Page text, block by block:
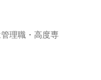
理職・高度専